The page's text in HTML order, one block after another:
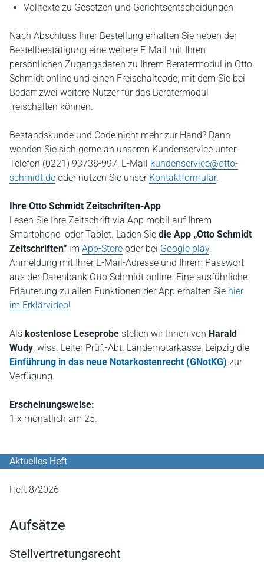
Volltexte zu Gesetzen und Gerichtsentscheidungen
Nach Abschluss Ihrer Bestellung erhalten Sie neben der
Bestellbestätigung eine weitere E-Mail mit Ihren
persönlichen Zugangsdaten zu Ihrem Beratermodul in Otto
Schmidt online und einen Freischaltcode, mit dem Sie bei
Bedarf zwei weitere Nutzer für das Beratermodul
freischalten können.
Bestandskunde und Code nicht mehr zur Hand? Dann
wenden Sie sich gerne an unseren Kundenservice unter
Telefon (0221) 93738-997, E-Mail kundenservice@otto-
schmidt.de oder nutzen Sie unser Kontaktformular.
Ihre Otto Schmidt Zeitschriften-App
Lesen Sie Ihre Zeitschrift via App mobil auf Ihrem
Smartphone oder Tablet. Laden Sie die App „Otto Schmidt
Zeitschriften“ im App-Store oder bei Google play.
Anmeldung mit Ihrer E-Mail-Adresse und Ihrem Passwort
aus der Datenbank Otto Schmidt online. Eine ausführliche
Erläuterung zu allen Funktionen der App erhalten Sie hier
im Erklärvideo!
Als kostenlose Leseprobe stellen wir Ihnen von Harald
Wudy, wiss. Leiter Prüf.-Abt. Ländernotarkasse, Leipzig die
Einführung in das neue Notarkostenrecht (GNotKG) zur
Verfügung.
Erscheinungsweise:
1 x monatlich am 25.
Aktuelles Heft
Heft 8/2026
Aufsätze
Stellvertretungsrecht